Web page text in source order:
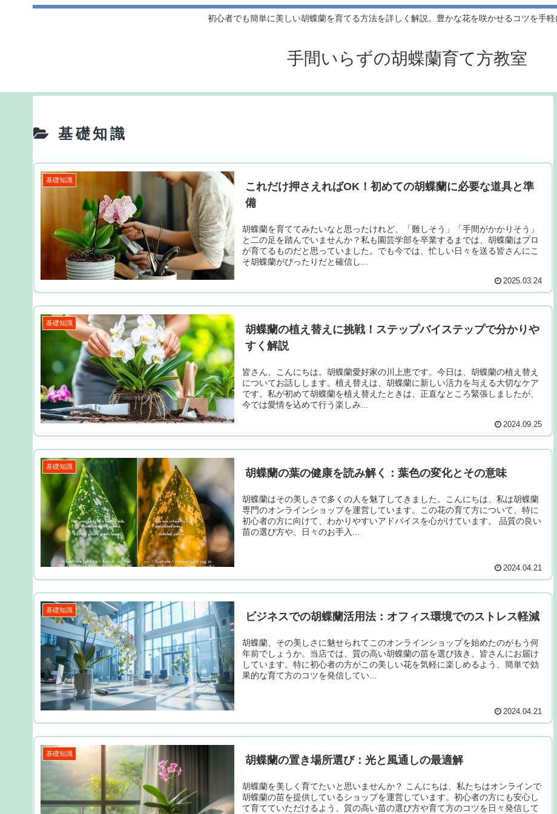
初心者でも簡単に美しい胡蝶蘭を育てる方法を詳しく解説。豊かな花を咲かせるコツを手軽
手間いらずの胡蝶蘭育て方教室
基礎知識
基礎知識
これだけ押さえればOK！初めての胡蝶蘭に必要な道具と準
備
胡蝶蘭を育ててみたいなと思ったけれど、「難しそう」「手間がかかりそう」
と二の足を踏んでいませんか？私も園芸学部を卒業するまでは、胡蝶蘭はプロ
が育てるものだと思っていました。でも今では、忙しい日々を送る皆さんにこ
そ胡蝶蘭がぴったりだと確信し...
2025.03.24
基礎知識
胡蝶蘭の植え替えに挑戦！ステップバイステップで分かりや
すく解説
皆さん、こんにちは。胡蝶蘭愛好家の川上恵です。今日は、胡蝶蘭の植え替え
についてお話しします。植え替えは、胡蝶蘭に新しい活力を与える大切なケア
です。私が初めて胡蝶蘭を植え替えたときは、正直なところ緊張しましたが、
今では愛情を込めて行う楽しみ...
2024.09.25
基礎知識
胡蝶蘭の葉の健康を読み解く：葉色の変化とその意味
胡蝶蘭はその美しさで多くの人を魅了してきました。こんにちは、私は胡蝶蘭
専門のオンラインショップを運営しています。この花の育て方について、特に
初心者の方に向けて、わかりやすいアドバイスを心がけています。 品質の良い
苗の選び方や、日々のお手入...
2024.04.21
基礎知識
ビジネスでの胡蝶蘭活用法：オフィス環境でのストレス軽減
胡蝶蘭、その美しさに魅せられてこのオンラインショップを始めたのがもう何
年前でしょうか。当店では、質の高い胡蝶蘭の苗を選び抜き、皆さんにお届け
しています。特に初心者の方がこの美しい花を気軽に楽しめるよう、簡単で効
果的な育て方のコツを発信してい...
2024.04.21
基礎知識
胡蝶蘭の置き場所選び：光と風通しの最適解
胡蝶蘭を美しく育てたいと思いませんか？ こんにちは、私たちはオンラインで
胡蝶蘭の苗を提供しているショップを運営しています。初心者の方にも安心し
て育てていただけるよう、質の高い苗の選び方や育て方のコツを日々発信して